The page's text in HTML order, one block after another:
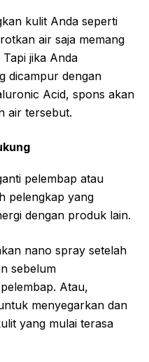
kulit Anda seperti
air saja memang
jika Anda
dicampur dengan
Acid, spons akan
air tersebut.
pelembap atau
pelengkap yang
dengan produk lain.
nano spray setelah
sebelum
Atau,
menyegarkan dan
yang mulai terasa